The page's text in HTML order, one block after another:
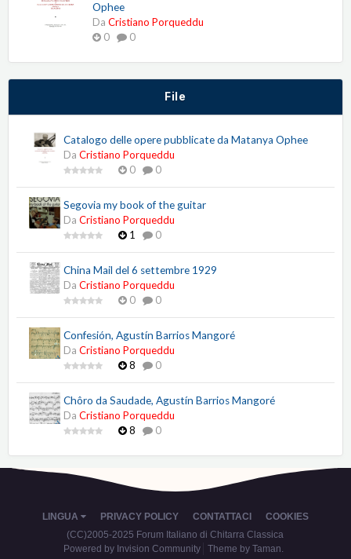
Ophee
Da Cristiano Porqueddu
0
0
File
Catalogo delle opere pubblicate da Matanya Ophee
Da Cristiano Porqueddu
0
0
Segovia my book of the guitar
Da Cristiano Porqueddu
1
0
China Mail del 6 settembre 1929
Da Cristiano Porqueddu
0
0
Confesión, Agustín Barrios Mangoré
Da Cristiano Porqueddu
8
0
Chôro da Saudade, Agustín Barrios Mangoré
Da Cristiano Porqueddu
8
0
LINGUA PRIVACY POLICY CONTATTACI
COOKIES
(CC)2005-2025 Forum Italiano di Chitarra Classica
Powered by Invision Community
Theme by Taman.